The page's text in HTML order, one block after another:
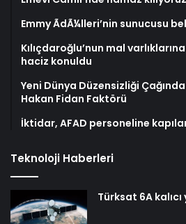
Emmy ÃdÃ¼lleri’nin sunucusu
Kılıçdaroğlu’nun mal
haciz konuldu
Yeni Dünya Düzensizliği
Hakan Fidan Faktörü
İktidar, AFAD personeline
Teknoloji Haberleri
Türksat 6A